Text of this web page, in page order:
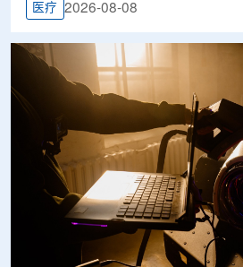
医疗 2026-08-08